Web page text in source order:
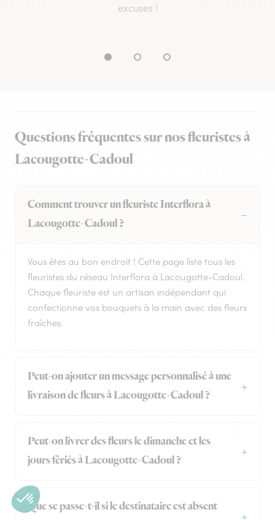
excuses !
Questions fréquentes sur nos fleuristes à
Lacougotte-Cadoul
Comment trouver un fleuriste Interflora à
Lacougotte-Cadoul ?
Vous êtes au bon endroit ! Cette page liste tous les
fleuristes du réseau Interflora à Lacougotte-Cadoul.
Chaque fleuriste est un artisan indépendant qui
confectionne vos bouquets à la main avec des fleurs
fraîches.
Peut-on ajouter un message personnalisé à une
livraison de fleurs à Lacougotte-Cadoul ?
Peut-on livrer des fleurs le dimanche et les
jours fériés à Lacougotte-Cadoul ?
Que se passe-t-il si le destinataire est absent